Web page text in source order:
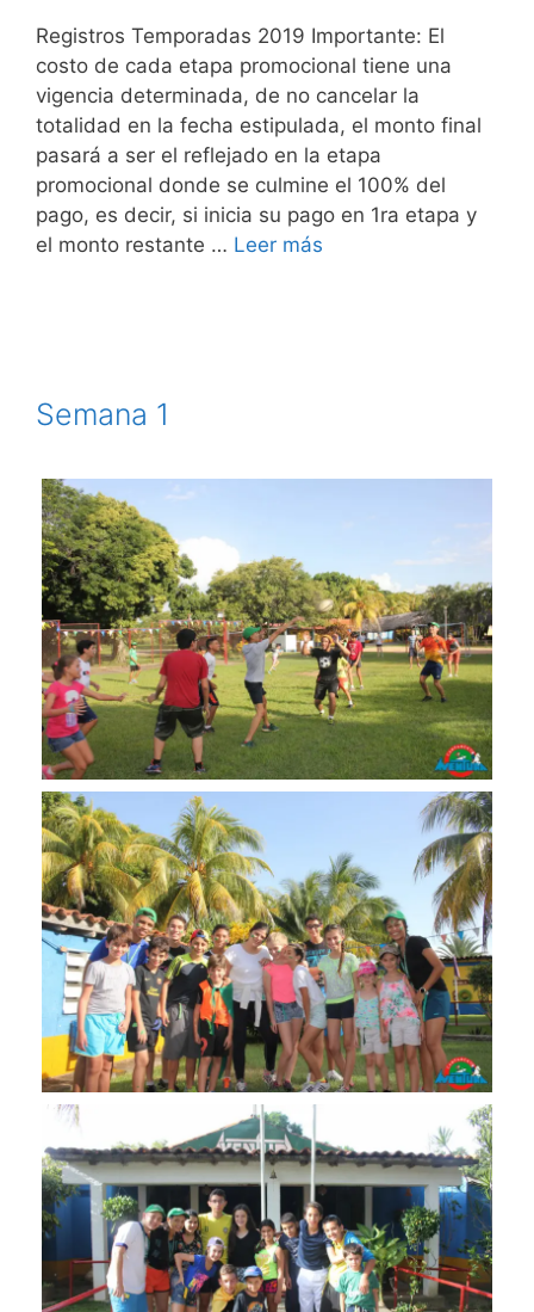
Registros Temporadas 2019 Importante: El
costo de cada etapa promocional tiene una
vigencia determinada, de no cancelar la
totalidad en la fecha estipulada, el monto final
pasará a ser el reflejado en la etapa
promocional donde se culmine el 100% del
pago, es decir, si inicia su pago en 1ra etapa y
el monto restante … Leer más
Semana 1